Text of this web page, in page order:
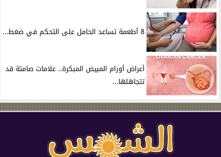
8 أطعمة تساعد الحامل على التحكم في ضغط...
أعراض أورام المبيض المبكرة.. علامات صامتة قد
تتجاهلها...